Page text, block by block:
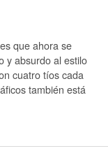
que ahora se
y absurdo al estilo
cuatro tíos cada
también está